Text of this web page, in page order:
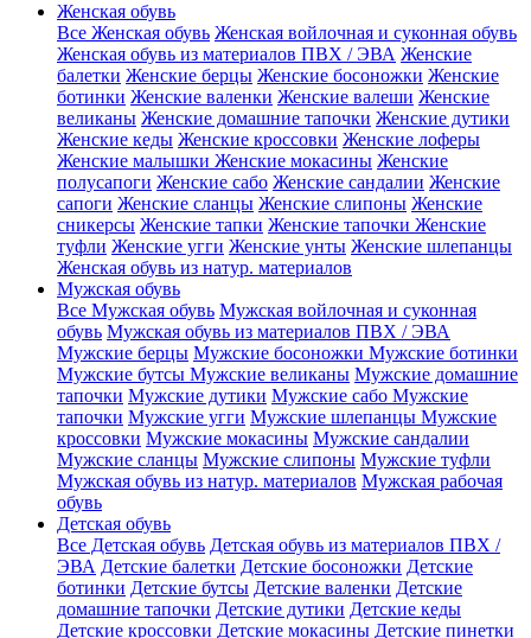
Женская обувь
Все Женская обувь Женская войлочная и суконная обувь
Женская обувь из материалов ПВХ / ЭВА Женские
балетки Женские берцы Женские босоножки Женские
ботинки Женские валенки Женские валеши Женские
великаны Женские домашние тапочки Женские дутики
Женские кеды Женские кроссовки Женские лоферы
Женские малышки Женские мокасины Женские
полусапоги Женские сабо Женские сандалии Женские
сапоги Женские сланцы Женские слипоны Женские
сникерсы Женские тапки Женские тапочки Женские
туфли Женские угги Женские унты Женские шлепанцы
Женская обувь из натур. материалов
Мужская обувь
Все Мужская обувь Мужская войлочная и суконная
обувь Мужская обувь из материалов ПВХ / ЭВА
Мужские берцы Мужские босоножки Мужские ботинки
Мужские бутсы Мужские великаны Мужские домашние
тапочки Мужские дутики Мужские сабо Мужские
тапочки Мужские угги Мужские шлепанцы Мужские
кроссовки Мужские мокасины Мужские сандалии
Мужские сланцы Мужские слипоны Мужские туфли
Мужская обувь из натур. материалов Мужская рабочая
обувь
Детская обувь
Все Детская обувь Детская обувь из материалов ПВХ /
ЭВА Детские балетки Детские босоножки Детские
ботинки Детские бутсы Детские валенки Детские
домашние тапочки Детские дутики Детские кеды
Детские кроссовки Детские мокасины Детские пинетки